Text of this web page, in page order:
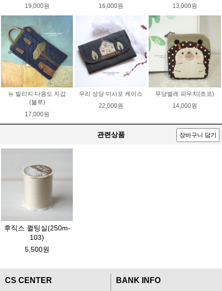
19,000원
16,000원
13,000원
뉴 빌리지 다용도 지갑
(블루)
17,000원
우리 성당 미사포 케이스
22,000원
무당벌레 파우치(초코)
14,000원
관련상품 장바구니 담기
후직스 퀼팅실(250m-
103)
5,500원
CS CENTER BANK INFO